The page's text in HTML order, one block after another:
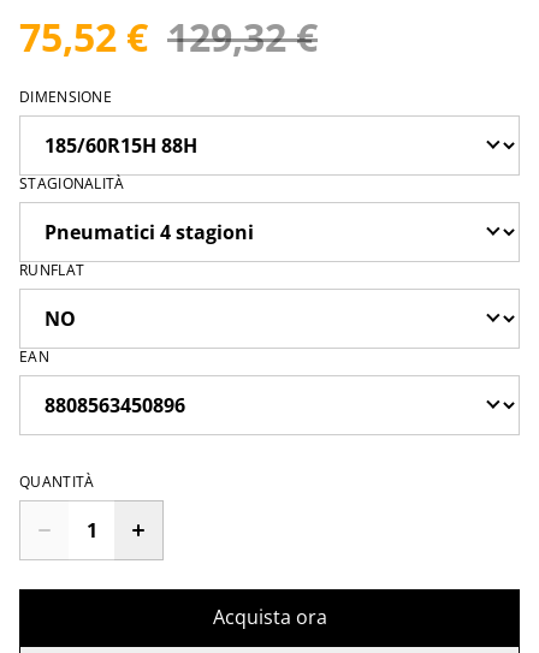
75,52 € 129,32 €
DIMENSIONE
STAGIONALITÀ
RUNFLAT
EAN
QUANTITÀ
Acquista ora